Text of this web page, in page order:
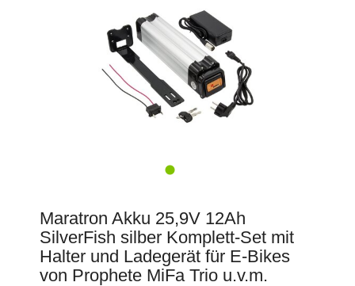
Maratron Akku 25,9V 12Ah
SilverFish silber Komplett-Set mit
Halter und Ladegerät für E-Bikes
von Prophete MiFa Trio u.v.m.